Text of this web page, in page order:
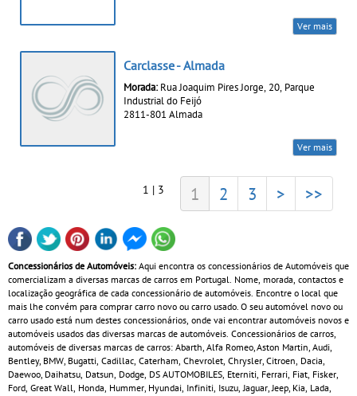
Ver mais
Carclasse - Almada
Morada: Rua Joaquim Pires Jorge, 20, Parque
Industrial do Feijó
2811-801 Almada
Ver mais
1 | 3 1 2 3 > >>
Concessionários de Automóveis: Aqui encontra os concessionários de Automóveis que
comercializam a diversas marcas de carros em Portugal. Nome, morada, contactos e
localização geográfica de cada concessionário de automóveis. Encontre o local que
mais lhe convém para comprar carro novo ou carro usado. O seu automóvel novo ou
carro usado está num destes concessionários, onde vai encontrar automóveis novos e
automóveis usados das diversas marcas de automóveis. Concessionários de carros,
automóveis de diversas marcas de carros: Abarth, Alfa Romeo, Aston Martin, Audi,
Bentley, BMW, Bugatti, Cadillac, Caterham, Chevrolet, Chrysler, Citroen, Dacia,
Daewoo, Daihatsu, Datsun, Dodge, DS AUTOMOBILES, Eterniti, Ferrari, Fiat, Fisker,
Ford, Great Wall, Honda, Hummer, Hyundai, Infiniti, Isuzu, Jaguar, Jeep, Kia, Lada,